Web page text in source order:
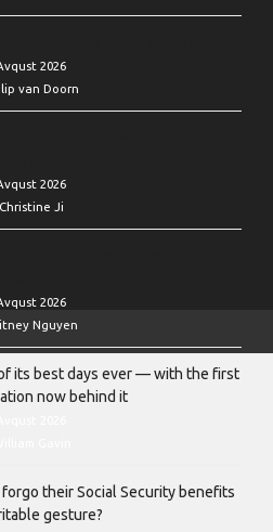
2026
van Doorn
2026
Ji
2026
Nguyen
its best days ever — with the first
now behind it
their Social Security benefits
gesture?